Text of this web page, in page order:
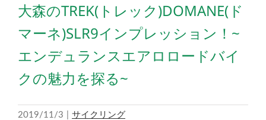
大森のTREK(トレック)DOMANE(ド
マーネ)SLR9インプレッション！~
エンデュランスエアロロードバイ
クの魅力を探る~
2019/11/3 サイクリング